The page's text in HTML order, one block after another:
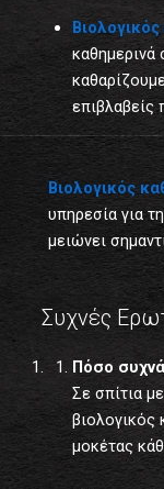
επιβλαβείς
Βιολογικός
υπηρεσία για
μειώνει
Συχνές
Πόσο
Σε σπίτια
βιολογικός
μοκέτας